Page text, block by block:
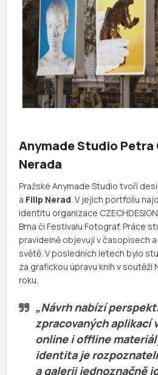
Anymade Studio Petra
Nerada
Pražské Anymade Studio tvoří
a Filip Nerad. V jejich portfoliu
identitu organizace
Brna či Festivalu Fotograf. Práce
pravidelně objevují v časopisech
světě. V posledních letech bylo
za grafickou úpravu knih v soutěži
roku.
„Návrh nabízí
zpracovaných aplikací
online i offline
identita je
a galerii jednoznačně